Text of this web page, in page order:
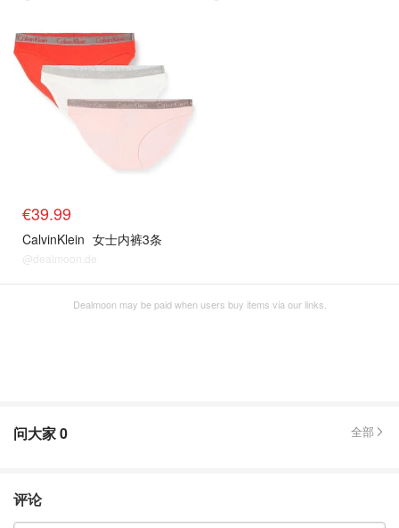
€39.99
CalvinKlein 女士内裤3条
@dealmoon.de
Dealmoon may be paid when users buy items via our links.
问大家0 全部
评论